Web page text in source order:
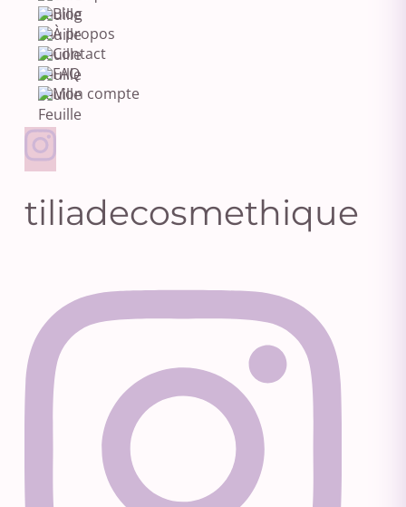
Blog
À propos
Contact
FAQ
Mon compte
tiliadecosmethique